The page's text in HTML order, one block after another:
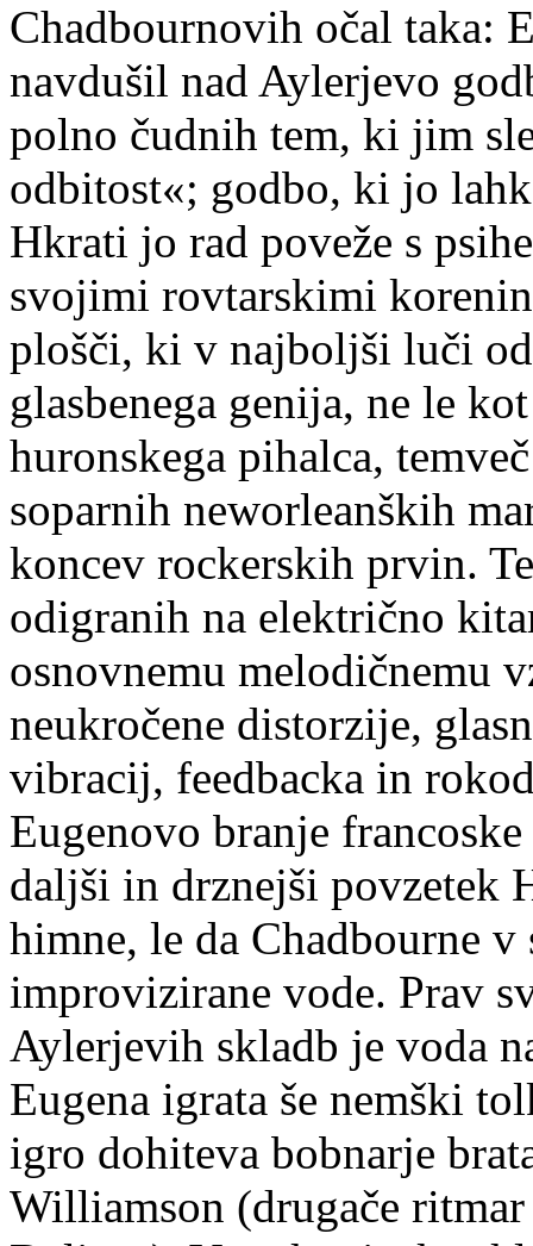
Chadbournovih očal taka:
navdušil nad Aylerjevo
polno čudnih tem, ki jim
odbitost«; godbo, ki jo
Hkrati jo rad poveže s
svojimi rovtarskimi
plošči, ki v najboljši luči
glasbenega genija, ne le
huronskega pihalca,
soparnih neworleanških
koncev rockerskih prvin.
odigranih na električno
osnovnemu melodičnemu
neukročene distorzije,
vibracij, feedbacka in
Eugenovo branje
daljši in drznejši povzetek
himne, le da Chadbourne
improvizirane vode. Prav
Aylerjevih skladb je voda
Eugena igrata še nemški
igro dohiteva bobnarje
Williamson (drugače